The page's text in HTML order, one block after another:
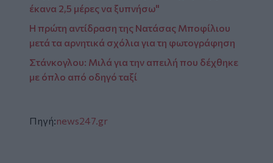
έκανα 2,5 μέρες να ξυπνήσω"
Η πρώτη αντίδραση της Νατάσας Μποφίλιου
μετά τα αρνητικά σχόλια για τη φωτογράφηση
Στάνκογλου: Μιλά για την απειλή που δέχθηκε
με όπλο από οδηγό ταξί
Πηγή:news247.gr